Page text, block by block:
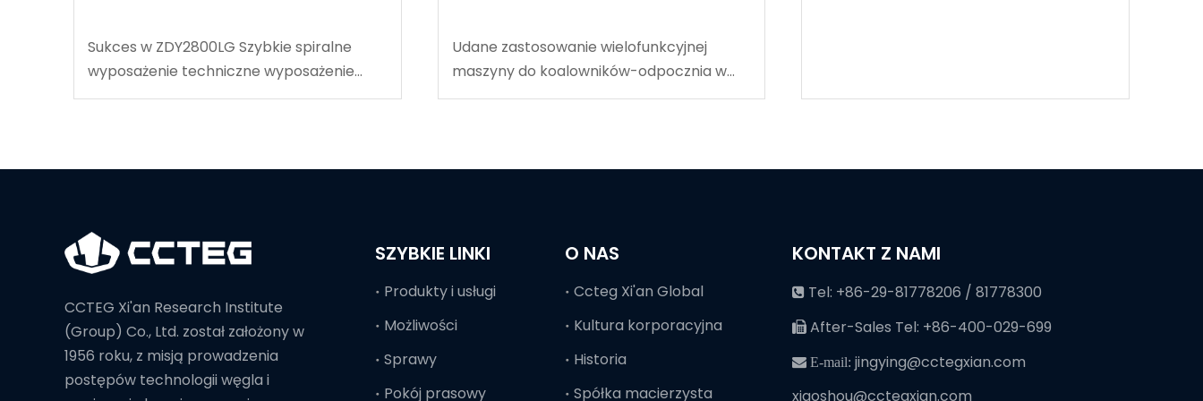
Sukces w ZDY2800LG Szybkie spiralne
wyposażenie techniczne wyposażenie
techniczne
Udane zastosowanie wielofunkcyjnej
maszyny do koalowników-odpocznia w
węgla w Tingnan
CCTEG Xi'an Research Institute
(Group) Co., Ltd. został założony w
1956 roku, z misją prowadzenia
postępów technologii węgla i
SZYBKIE LINKI
Produkty i usługi
Możliwości
Sprawy
Pokój prasowy
O NAS
Ccteg Xi'an Global
Kultura korporacyjna
Historia
Spółka macierzysta
KONTAKT Z NAMI
 Tel: +86-29-81778206 / 81778300
 After-Sales Tel: +86-400-029-699
 E-mail: jingying@cctegxian.com
xiaoshou@cctegxian.com